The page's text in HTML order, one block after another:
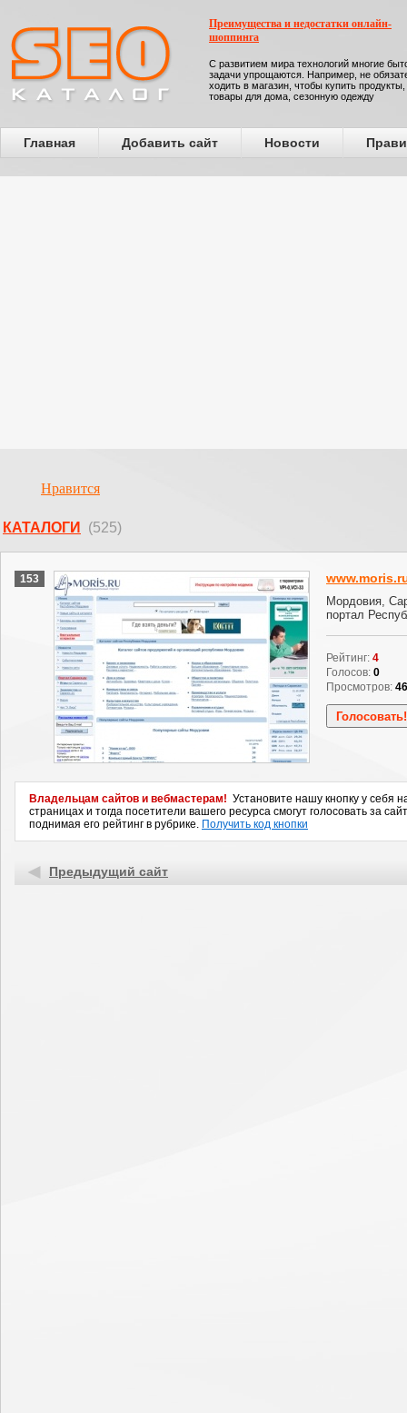
Преимущества и недостатки онлайн-
шоппинга
С развитием мира технологий многие
задачи упрощаются. Например, не
ходить в магазин, чтобы купить продукты,
товары для дома, сезонную одежду
Главная Добавить сайт Новости
Нравится
КАТАЛОГИ (525)
153
Мордовия,
портал
Рейтинг: 4
Голосов: 0
Просмотров:
Владельцам сайтов и вебмастерам! Установите нашу кнопку у себя
страницах и тогда посетители вашего ресурса смогут голосовать за
поднимая его рейтинг в рубрике. Получить код кнопки
Предыдущий сайт